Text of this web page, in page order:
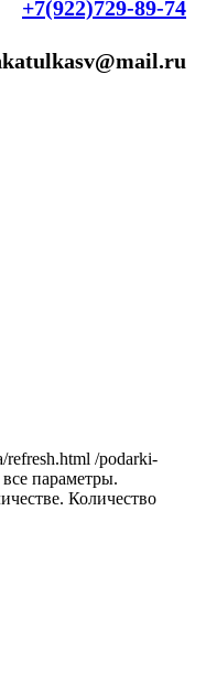
+7(922)729-89-74
refresh.html /podarki-
параметры.
Количество